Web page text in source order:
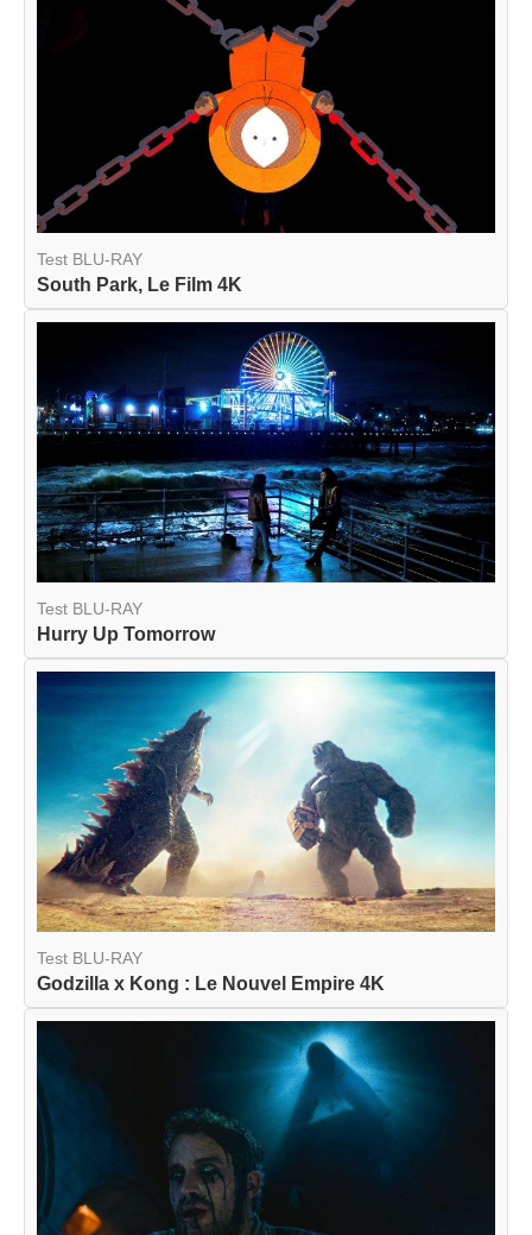
Test BLU-RAY
South Park, Le Film 4K
Test BLU-RAY
Hurry Up Tomorrow
Test BLU-RAY
Godzilla x Kong : Le Nouvel Empire 4K